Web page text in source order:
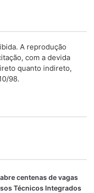
A reprodução
com a devida
quanto indireto,
98.
centenas de vagas
Técnicos Integrados